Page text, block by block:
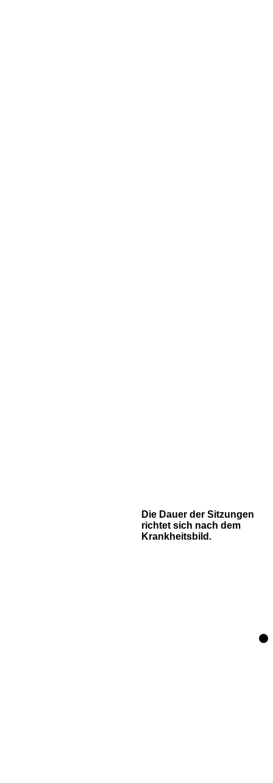
Die Dauer der Sitzungen
richtet sich nach dem
Krankheitsbild.